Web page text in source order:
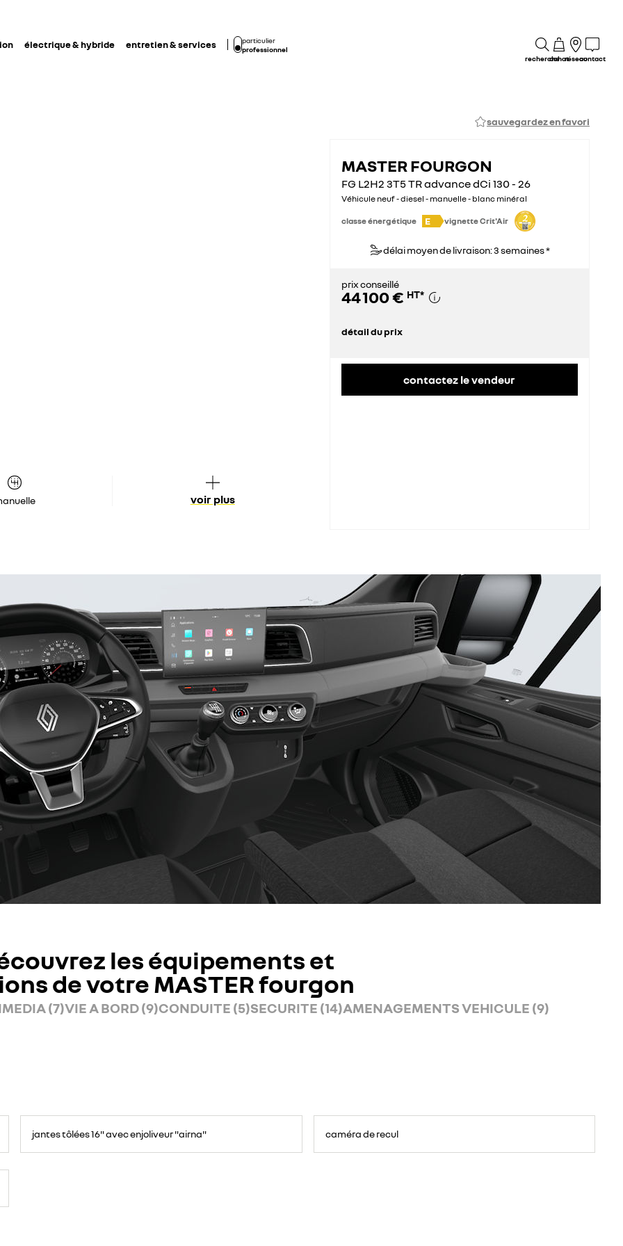
électrique & hybride entretien & services
particulier
professionnel
rechercheachatréseaucontact
sauvegardez en favori
voir plus
MASTER FOURGON
FG L2H2 3T5 TR advance dCi 130 - 26
Véhicule neuf - diesel - manuelle - blanc minéral
classe énergétique E vignette Crit'Air
délai moyen de livraison: 3 semaines *
prix conseillé
44 100 € HT*
détail du prix
contactez le vendeur
les équipements et
de votre MASTER fourgon
(7)VIE A BORD (9)CONDUITE (5)SECURITE (14)AMENAGEMENTS VEHICULE (9)
jantes tôlées 16" avec enjoliveur "airna" caméra de recul